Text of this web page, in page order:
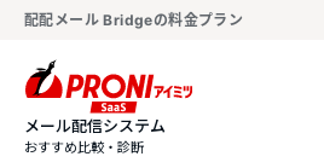
配配メール Bridgeの料金プラン
メール配信システム
おすすめ比較・診断